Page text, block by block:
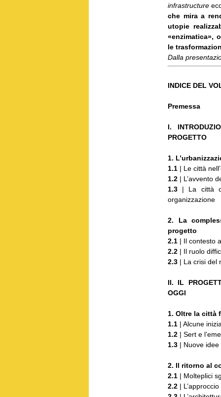
infrastructure
che mira a
utopie
«enzimatica»,
le
Dalla
INDICE DEL
Premessa
I.
PROGETTO
1.
1.1 | Le città
1.2 | L’avvento
1.3 | La città
organizzazione
2. La
progetto
2.1 | Il contesto
2.2 | Il ruolo
2.3 | La crisi del
II. IL
OGGI
1. Oltre la città
1.1 | Alcune
1.2 | Sert e
1.3 | Nuove
2. Il ritorno al
2.1 | Molteplici
2.2 |